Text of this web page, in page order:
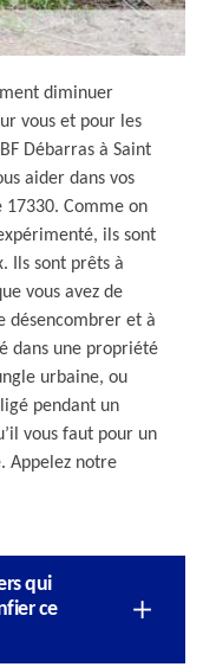
diminuer
vous et pour les
Débarras à Saint
aider dans vos
Comme on
ils sont
Ils sont prêts à
vous avez de
désencombrer et à
dans une propriété
urbaine, ou
pendant un
vous faut pour un
Appelez notre
qui
ce